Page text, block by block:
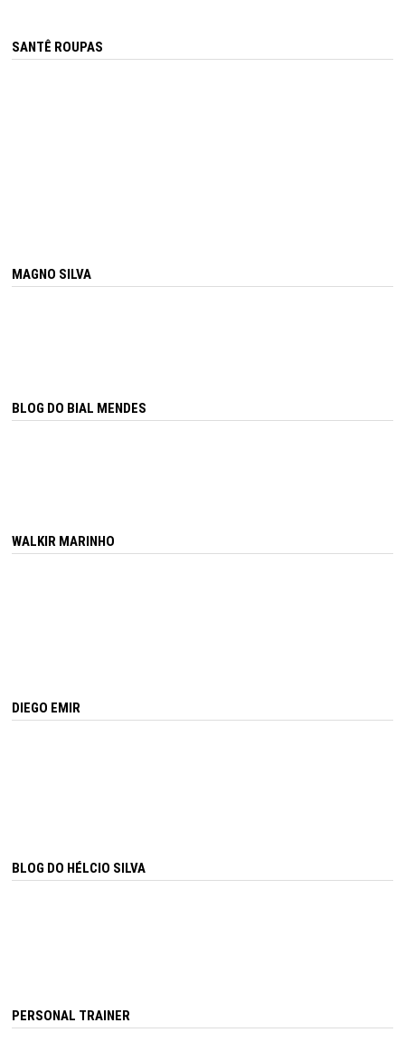
SANTÊ ROUPAS
MAGNO SILVA
BLOG DO BIAL MENDES
WALKIR MARINHO
DIEGO EMIR
BLOG DO HÉLCIO SILVA
PERSONAL TRAINER